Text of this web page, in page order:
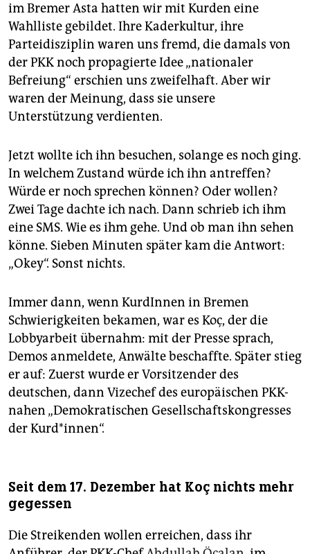
im Bremer Asta hatten wir mit Kurden eine
Wahlliste gebildet. Ihre Kaderkultur, ihre
Parteidisziplin waren uns fremd, die damals von
der PKK noch propagierte Idee „nationaler
Befreiung“ erschien uns zweifelhaft. Aber wir
waren der Meinung, dass sie unsere
Unterstützung verdienten.
Jetzt wollte ich ihn besuchen, solange es noch ging.
In welchem Zustand würde ich ihn antreffen?
Würde er noch sprechen können? Oder wollen?
Zwei Tage dachte ich nach. Dann schrieb ich ihm
eine SMS. Wie es ihm gehe. Und ob man ihn sehen
könne. Sieben Minuten später kam die Antwort:
„Okey“. Sonst nichts.
Immer dann, wenn KurdInnen in Bremen
Schwierigkeiten bekamen, war es Koç, der die
Lobbyarbeit übernahm: mit der Presse sprach,
Demos anmeldete, Anwälte beschaffte. Später stieg
er auf: Zuerst wurde er Vorsitzender des
deutschen, dann Vizechef des europäischen PKK-
nahen „Demokratischen Gesellschaftskongresses
der Kurd*innen“.
Seit dem 17. Dezember hat Koç nichts mehr
gegessen
Die Streikenden wollen erreichen, dass ihr